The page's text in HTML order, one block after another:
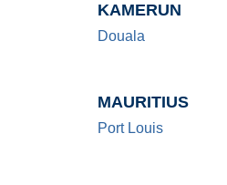
KAMERUN
Douala
MAURITIUS
Port Louis